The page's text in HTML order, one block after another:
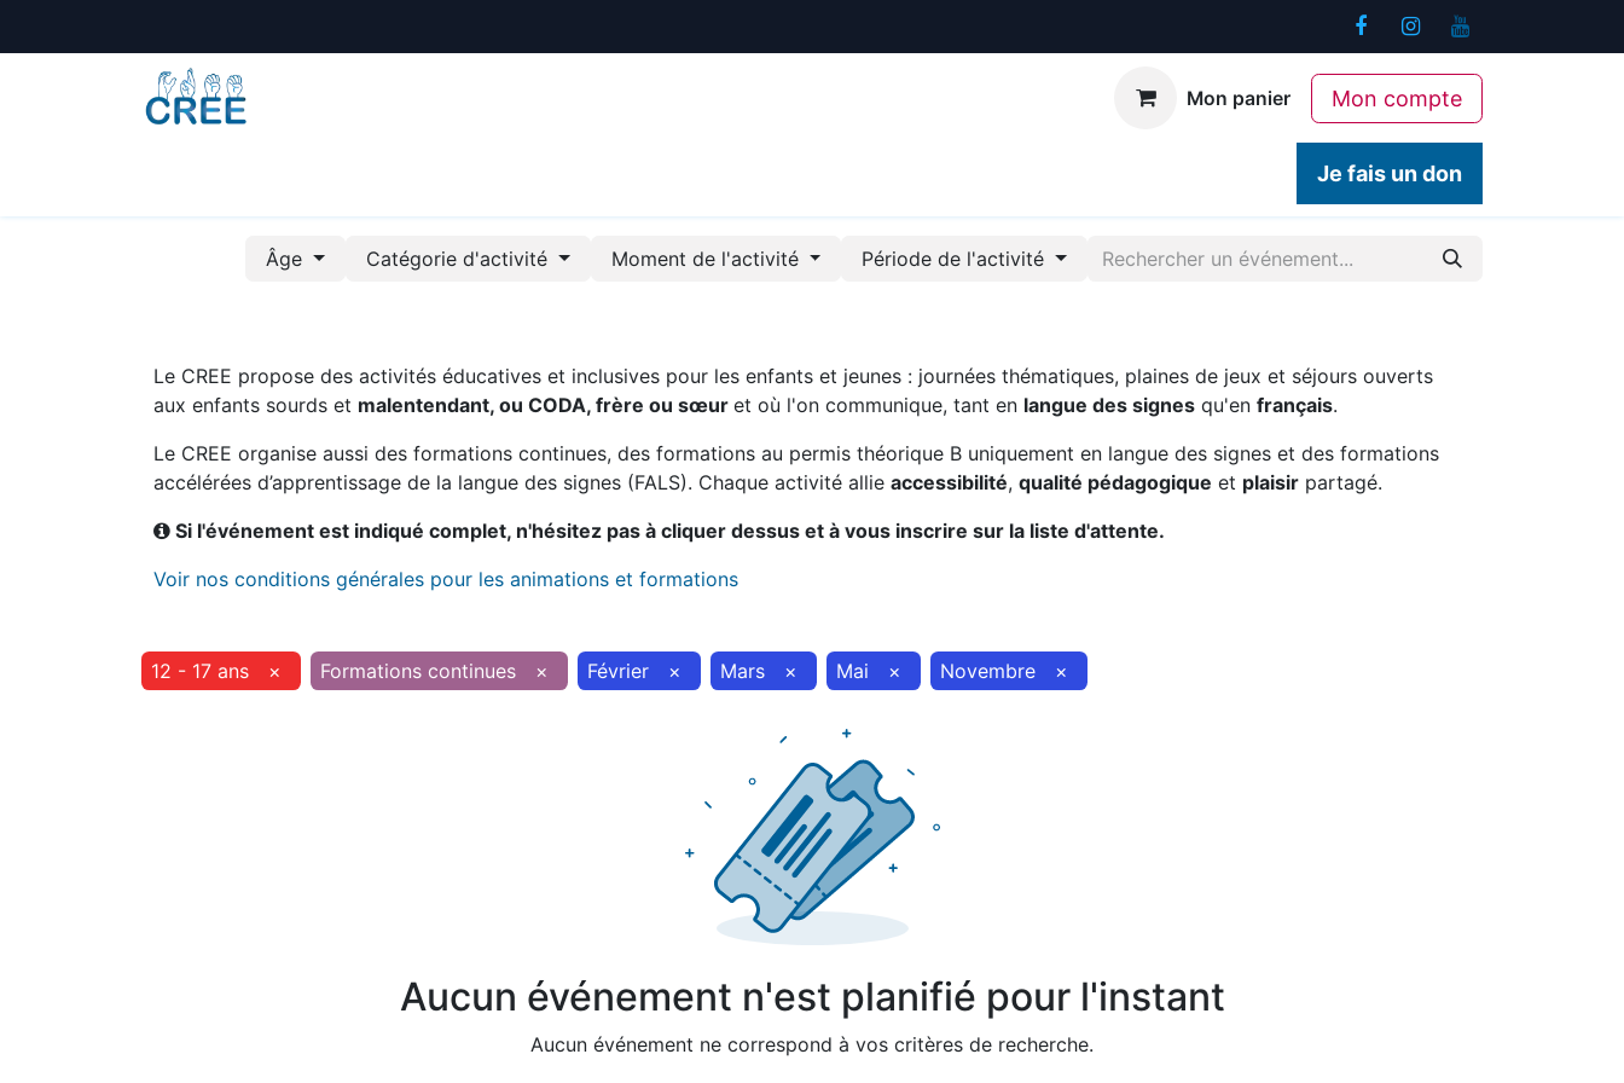
Mon panier Mon compte
Je fais un don
Âge Catégorie d'activité Moment de l'activité Période de l'activité
Le CREE propose des activités éducatives et inclusives pour les enfants et jeunes : journées thématiques, plaines de jeux et séjours ouverts
aux enfants sourds et malentendant, ou CODA, frère ou sœur et où l'on communique, tant en langue des signes qu'en français.
Le CREE organise aussi des formations continues, des formations au permis théorique B uniquement en langue des signes et des formations
accélérées d’apprentissage de la langue des signes (FALS). Chaque activité allie accessibilité, qualité pédagogique et plaisir partagé.
Si l'événement est indiqué complet, n'hésitez pas à cliquer dessus et à vous inscrire sur la liste d'attente.
Voir nos conditions générales pour les animations et formations
12 - 17 ans × Formations continues × Février × Mars × Mai × Novembre ×
Aucun événement n'est planifié pour l'instant
Aucun événement ne correspond à vos critères de recherche.